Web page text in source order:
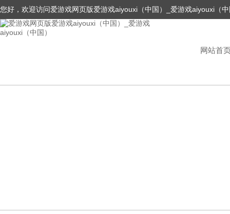
您好，欢迎访问爱游戏网页版爱游戏aiyouxi（中国）_爱游戏aiyouxi（
网站首